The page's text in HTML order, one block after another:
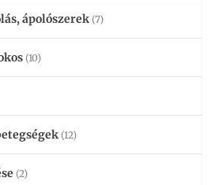
ápolószerek (7)
(10)
(12)
(2)